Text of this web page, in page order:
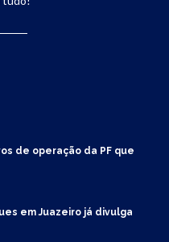
de operação da PF que
em Juazeiro já divulga